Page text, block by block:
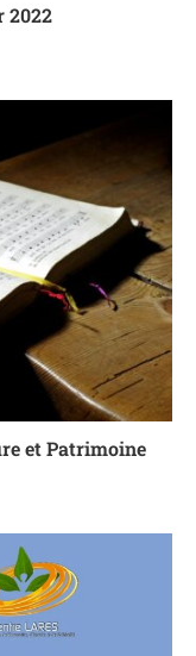
2022
et Patrimoine